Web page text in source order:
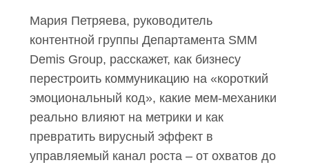
Мария Петряева, руководитель
контентной группы Департамента SMM
Demis Group, расскажет, как бизнесу
перестроить коммуникацию на «короткий
эмоциональный код», какие мем-механики
реально влияют на метрики и как
превратить вирусный эффект в
управляемый канал роста – от охватов до